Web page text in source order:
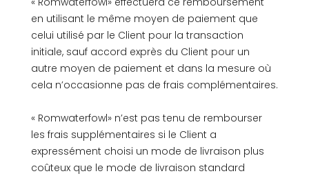
en utilisant le même moyen de paiement que
celui utilisé par le Client pour la transaction
initiale, sauf accord exprès du Client pour un
autre moyen de paiement et dans la mesure où
cela n’occasionne pas de frais complémentaires.
« Romwaterfowl» n’est pas tenu de rembourser
les frais supplémentaires si le Client a
expressément choisi un mode de livraison plus
coûteux que le mode de livraison standard